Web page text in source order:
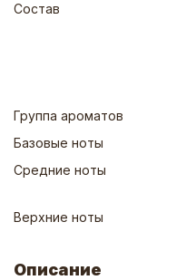
Состав
Группа ароматов
Базовые ноты
Средние ноты
Верхние ноты
Описание